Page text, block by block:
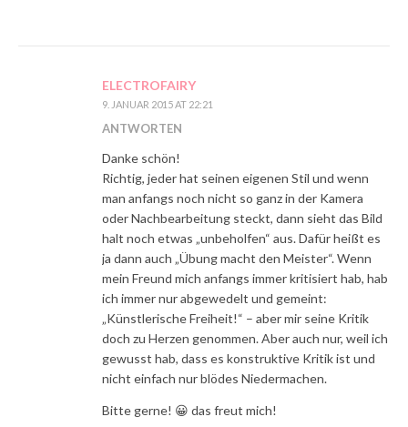
ELECTROFAIRY
9. JANUAR 2015 AT 22:21
ANTWORTEN
Danke schön!
Richtig, jeder hat seinen eigenen Stil und wenn
man anfangs noch nicht so ganz in der Kamera
oder Nachbearbeitung steckt, dann sieht das Bild
halt noch etwas „unbeholfen“ aus. Dafür heißt es
ja dann auch „Übung macht den Meister“. Wenn
mein Freund mich anfangs immer kritisiert hab, hab
ich immer nur abgewedelt und gemeint:
„Künstlerische Freiheit!“ – aber mir seine Kritik
doch zu Herzen genommen. Aber auch nur, weil ich
gewusst hab, dass es konstruktive Kritik ist und
nicht einfach nur blödes Niedermachen.
Bitte gerne! 😀 das freut mich!